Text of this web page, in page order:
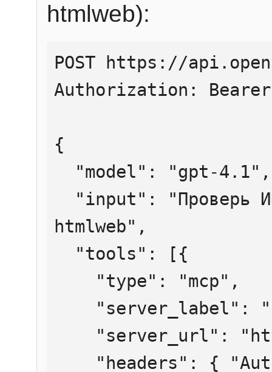
htmlweb):
POST https://
Authorization:
{
htmlweb",